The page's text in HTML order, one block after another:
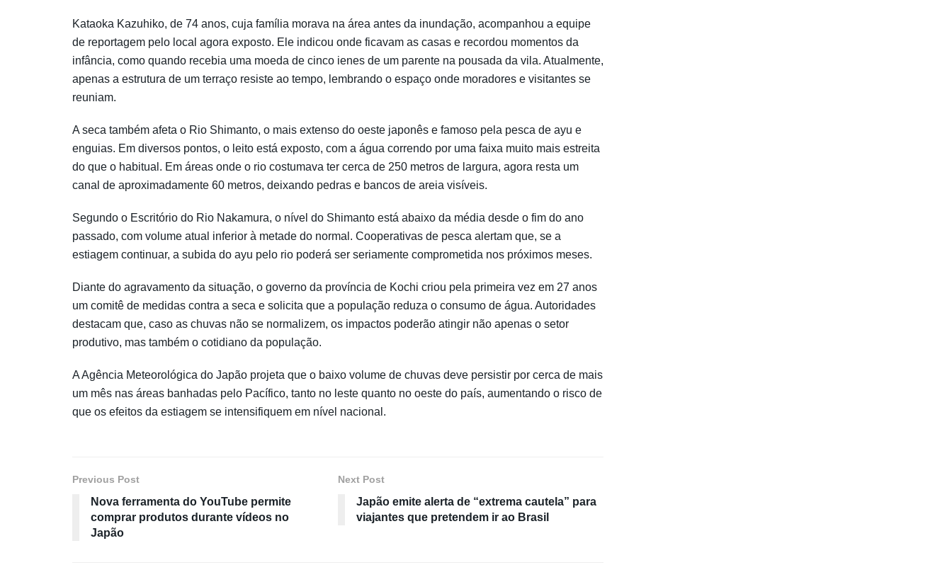
Kataoka Kazuhiko, de 74 anos, cuja família morava na área antes da inundação, acompanhou a equipe
de reportagem pelo local agora exposto. Ele indicou onde ficavam as casas e recordou momentos da
infância, como quando recebia uma moeda de cinco ienes de um parente na pousada da vila. Atualmente,
apenas a estrutura de um terraço resiste ao tempo, lembrando o espaço onde moradores e visitantes se
reuniam.
A seca também afeta o Rio Shimanto, o mais extenso do oeste japonês e famoso pela pesca de ayu e
enguias. Em diversos pontos, o leito está exposto, com a água correndo por uma faixa muito mais estreita
do que o habitual. Em áreas onde o rio costumava ter cerca de 250 metros de largura, agora resta um
canal de aproximadamente 60 metros, deixando pedras e bancos de areia visíveis.
Segundo o Escritório do Rio Nakamura, o nível do Shimanto está abaixo da média desde o fim do ano
passado, com volume atual inferior à metade do normal. Cooperativas de pesca alertam que, se a
estiagem continuar, a subida do ayu pelo rio poderá ser seriamente comprometida nos próximos meses.
Diante do agravamento da situação, o governo da província de Kochi criou pela primeira vez em 27 anos
um comitê de medidas contra a seca e solicita que a população reduza o consumo de água. Autoridades
destacam que, caso as chuvas não se normalizem, os impactos poderão atingir não apenas o setor
produtivo, mas também o cotidiano da população.
A Agência Meteorológica do Japão projeta que o baixo volume de chuvas deve persistir por cerca de mais
um mês nas áreas banhadas pelo Pacífico, tanto no leste quanto no oeste do país, aumentando o risco de
que os efeitos da estiagem se intensifiquem em nível nacional.
Previous Post
Nova ferramenta do YouTube permite
comprar produtos durante vídeos no
Japão
Next Post
Japão emite alerta de “extrema cautela” para
viajantes que pretendem ir ao Brasil